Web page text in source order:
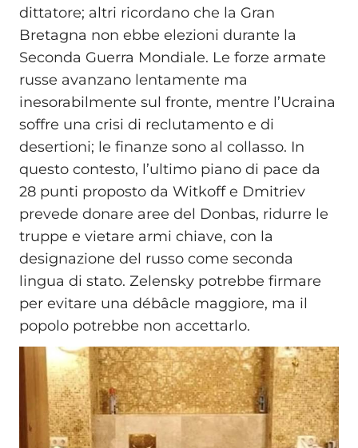
dittatore; altri ricordano che la Gran
Bretagna non ebbe elezioni durante la
Seconda Guerra Mondiale. Le forze armate
russe avanzano lentamente ma
inesorabilmente sul fronte, mentre l’Ucraina
soffre una crisi di reclutamento e di
desertioni; le finanze sono al collasso. In
questo contesto, l’ultimo piano di pace da
28 punti proposto da Witkoff e Dmitriev
prevede donare aree del Donbas, ridurre le
truppe e vietare armi chiave, con la
designazione del russo come seconda
lingua di stato. Zelensky potrebbe firmare
per evitare una débâcle maggiore, ma il
popolo potrebbe non accettarlo.